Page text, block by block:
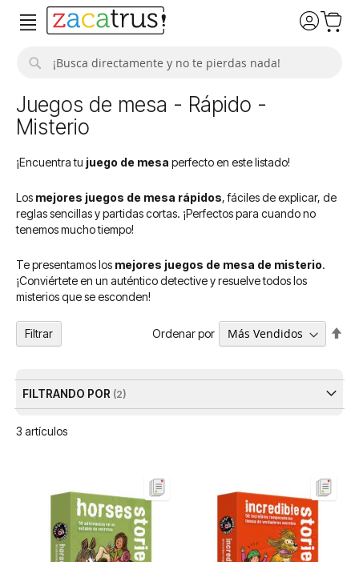
Juegos de mesa - Rápido -
Misterio
¡Encuentra tu juego de mesa perfecto en este listado!
Los mejores juegos de mesa rápidos, fáciles de explicar, de
reglas sencillas y partidas cortas. ¡Perfectos para cuando no
tenemos mucho tiempo!
Te presentamos los mejores juegos de mesa de misterio.
¡Conviértete en un auténtico detective y resuelve todos los
misterios que se esconden!
3 artículos
Ordenar por
Filtrar
FILTRANDO POR